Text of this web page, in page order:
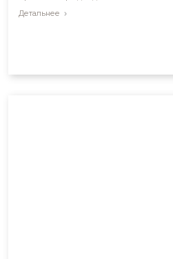
Детальнее